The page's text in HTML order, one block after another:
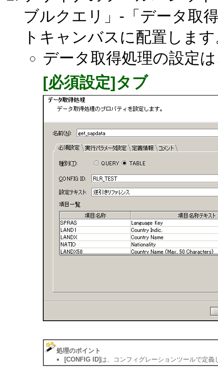
ブルクエリ」-「データ取
トキャンバスに配置しま
データ取得処理の設定
[必須設定]タブ
処理のポイント
[CONFIG ID] は、コンフィグレーションツールで定義